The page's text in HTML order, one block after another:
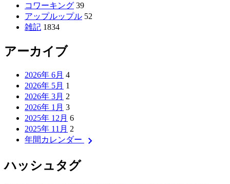
コワーキング 39
アップルップル 52
雑記 1834
アーカイブ
2026年 6月 4
2026年 5月 1
2026年 3月 2
2026年 1月 3
2025年 12月 6
2025年 11月 2
年間カレンダー
chevron_right
ハッシュタグ